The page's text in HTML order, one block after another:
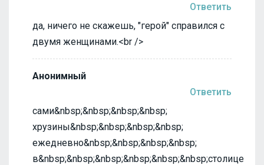
Ответить
да, ничего не скажешь, "герой" справился с
двумя женщинами.<br />
Анонимный
Ответить
сами&nbsp;&nbsp;&nbsp;&nbsp;
хрузины&nbsp;&nbsp;&nbsp;&nbsp;
ежедневно&nbsp;&nbsp;&nbsp;&nbsp;